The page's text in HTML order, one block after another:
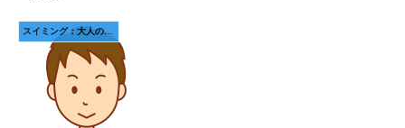
スイミング：大人の水泳科学